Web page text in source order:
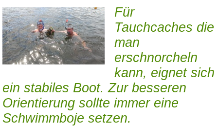
Für
Tauchcaches die
man
erschnorcheln
kann, eignet sich
ein stabiles Boot. Zur besseren
Orientierung sollte immer eine
Schwimmboje setzen.